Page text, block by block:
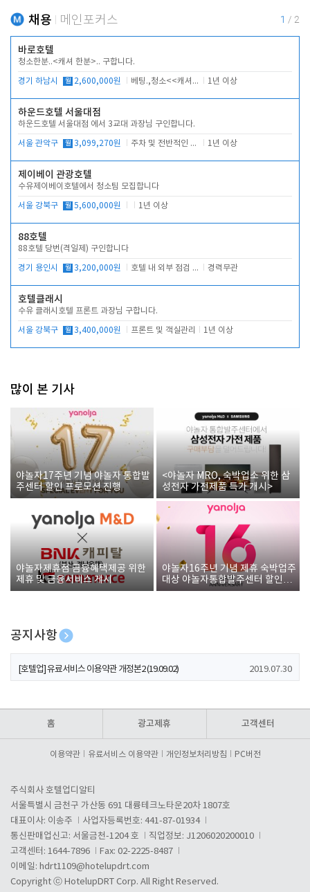
채용 메인포커스 1 / 2
바로호텔
청소한분..<캐셔 한분>.. 구합니다.
경기 하남시 월 2,600,000원 베팅.,청소<<캐셔 모셔봅니다. 1년 이상
하운드호텔 서울대점
하운드호텔 서울대점 에서 3교대 과장님 구인합니다.
서울 관악구 월 3,099,270원 주차 및 전반적인 당번업무 1년 이상
제이베이 관광호텔
수유제이베이호텔에서 청소팀 모집합니다
서울 강북구 월 5,600,000원 1년 이상
88호텔
88호텔 당번(격일제) 구인합니다
경기 용인시 월 3,200,000원 호텔 내 외부 점검 및 프런트 운영 경력무관
호텔클래시
수유 클래시호텔 프론트 과장님 구합니다.
서울 강북구 월 3,400,000원 프론트 및 객실관리 1년 이상
많이 본 기사
야놀자17주년 기념 야놀자 통합발
주센터 할인 프로모션 진행
<야놀자 MRO, 숙박업소 위한 삼
성전자 가전제품 특가 개시>
야놀자제휴점 금융혜택제공 위한
제휴 및 금융서비스 게시
야놀자16주년 기념 제휴 숙박업주
대상 야놀자통합발주센터 할인쿠
폰 증정
공지사항
[호텔업] 개인정보 처리방침 개정본1 (19.09.02)
[호텔업] 유료서비스 이용약관 개정본2 (19.09.02) 2019.07.30
홈 광고제휴 고객센터
이용약관 유료서비스 이용약관 개인정보처리방침 PC버전
주식회사 호텔업디알티
서울특별시 금천구 가산동 691 대륭테크노타운20차 1807호
대표이사: 이송주
사업자등록번호: 441-87-01934
통신판매업신고: 서울금천-1204 호
직업정보: J1206020200010
고객센터: 1644-7896
Fax: 02-2225-8487
이메일: hdrt1109@hotelupdrt.com
Copyright ⓒ HotelupDRT Corp. All Right Reserved.